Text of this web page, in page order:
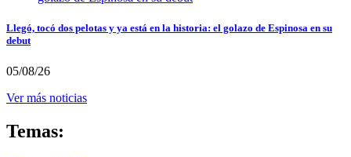
Llegó, tocó dos pelotas y ya está en la historia: el golazo de Espinosa en su
debut
05/08/26
Ver más noticias
Temas: